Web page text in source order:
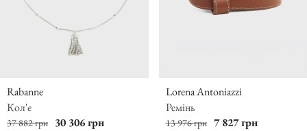
Rabanne
Кол'є
37 882 грн 30 306 грн
Lorena Antoniazzi
Ремінь
13 976 грн 7 827 грн